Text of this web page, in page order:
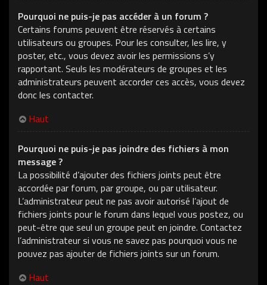
Pourquoi ne puis-je pas accéder à un forum ?
Certains forums peuvent être réservés à certains
utilisateurs ou groupes. Pour les consulter, les lire, y
poster, etc., vous devez avoir les permissions s’y
rapportant. Seuls les modérateurs de groupes et les
administrateurs peuvent accorder ces accès, vous devez
donc les contacter.
Haut
Pourquoi ne puis-je pas joindre des fichiers à mon
message ?
La possibilité d’ajouter des fichiers joints peut être
accordée par forum, par groupe, ou par utilisateur.
L’administrateur peut ne pas avoir autorisé l’ajout de
fichiers joints pour le forum dans lequel vous postez, ou
peut-être que seul un groupe peut en joindre. Contactez
l’administrateur si vous ne savez pas pourquoi vous ne
pouvez pas ajouter de fichiers joints sur un forum.
Haut